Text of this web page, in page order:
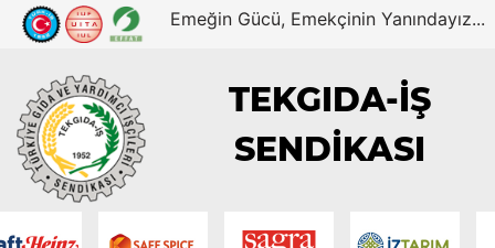
Emeğin Gücü, Emekçinin Yanındayız...
TEKGIDA-İŞ
SENDİKASI